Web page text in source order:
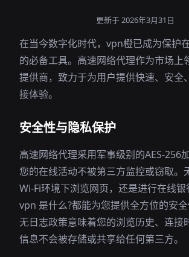
更新于 2026年3月31日
在当今数字化时代，vpn橙已成为保护
的必备工具。高速网络代理作为市场上
提供商，致力于为用户提供快速、安全
接体验。
安全性与隐私保护
高速网络代理采用军事级别的AES-256
您的在线活动不被第三方监控或窃取。
Wi-Fi环境下浏览网页，还是进行在线
vpn 是什么?都能为您提供全方位的安
无日志政策意味着您的浏览历史、连接
信息不会被存储或共享给任何第三方。